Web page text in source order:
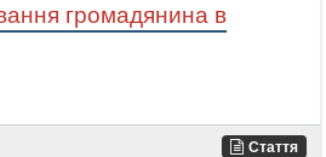
громадянина в
Стаття